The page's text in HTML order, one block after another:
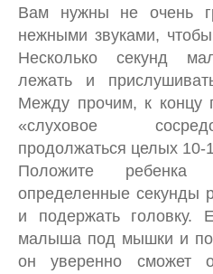
Вам нужны не очень
нежными звуками,
Несколько секунд
лежать и
Между прочим, к концу
«слуховое
продолжаться целых 10-
Положите
определенные секунды
и подержать головку.
малыша под мышки и
он уверенно сможет